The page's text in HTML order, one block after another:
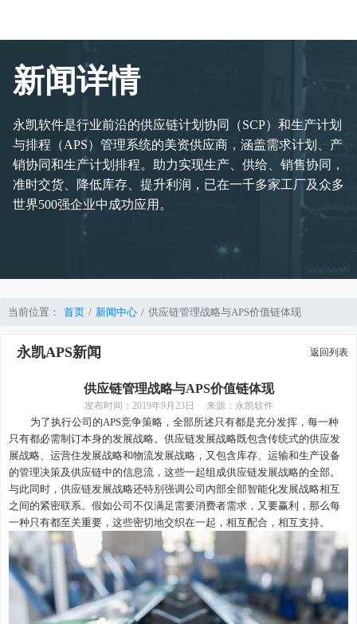
新闻详情
永凯软件是行业前沿的供应链计划协同（SCP）和生产计划
与排程（APS）管理系统的美资供应商，涵盖需求计划、产
销协同和生产计划排程。助力实现生产、供给、销售协同，
准时交货、降低库存、提升利润，已在一千多家工厂及众多
世界500强企业中成功应用。
当前位置： 首页 新闻中心 供应链管理战略与APS价值链体现
永凯APS新闻 返回列表
供应链管理战略与APS价值链体现
发布时间： 2019年9月23日 来源：永凯软件
为了执行公司的APS竞争策略，全部所述只有都是充分发挥，每一种
只有都必需制订本身的发展战略。供应链发展战略既包含传统式的供应发
展战略、运营住发展战略和物流发展战略，又包含库存、运输和生产设备
的管理决策及供应链中的信息流，这些一起组成供应链发展战略的全部。
与此同时，供应链发展战略还特别强调公司內部全部智能化发展战略相互
之间的紧密联系。假如公司不仅满足需要消费者需求，又要赢利，那么每
一种只有都至关重要，这些密切地交织在一起，相互配合，相互支持。